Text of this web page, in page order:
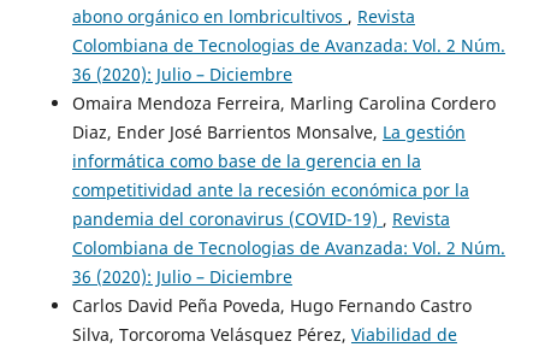
abono orgánico en lombricultivos , Revista
Colombiana de Tecnologias de Avanzada: Vol. 2 Núm.
36 (2020): Julio – Diciembre
Omaira Mendoza Ferreira, Marling Carolina Cordero
Diaz, Ender José Barrientos Monsalve, La gestión
informática como base de la gerencia en la
competitividad ante la recesión económica por la
pandemia del coronavirus (COVID-19) , Revista
Colombiana de Tecnologias de Avanzada: Vol. 2 Núm.
36 (2020): Julio – Diciembre
Carlos David Peña Poveda, Hugo Fernando Castro
Silva, Torcoroma Velásquez Pérez, Viabilidad de